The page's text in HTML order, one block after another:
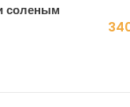
соленым